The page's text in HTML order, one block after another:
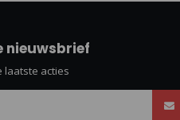
nieuwsbrief
laatste acties